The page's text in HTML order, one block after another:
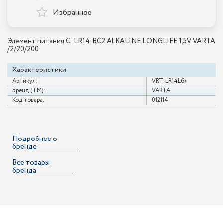
Элемент питания C: LR14-BC2 ALKALINE LONGLIFE 1,5V VARTA
/2/20/200
Характеристики
Артикул:
VRT-LR14Lбл
Бренд (ТМ):
VARTA
Код товара:
012114
Избранное
Подробнее о
бренде
Все товары
бренда